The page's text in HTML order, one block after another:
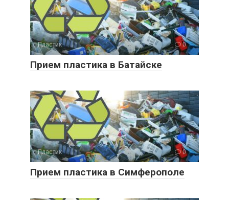
Пластик 0
Прием пластика в Батайске
Пластик 0
Прием пластика в Симферополе